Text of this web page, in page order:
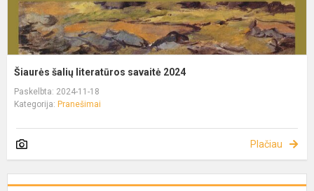
Šiaurės šalių literatūros savaitė 2024
Paskelbta: 2024-11-18
Kategorija: Pranešimai
Plačiau